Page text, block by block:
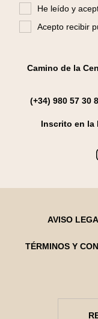
He leído y
Acepto recibir
Camino de la
(+34) 980 57 30
Inscrito en la
AVISO
TÉRMINOS Y